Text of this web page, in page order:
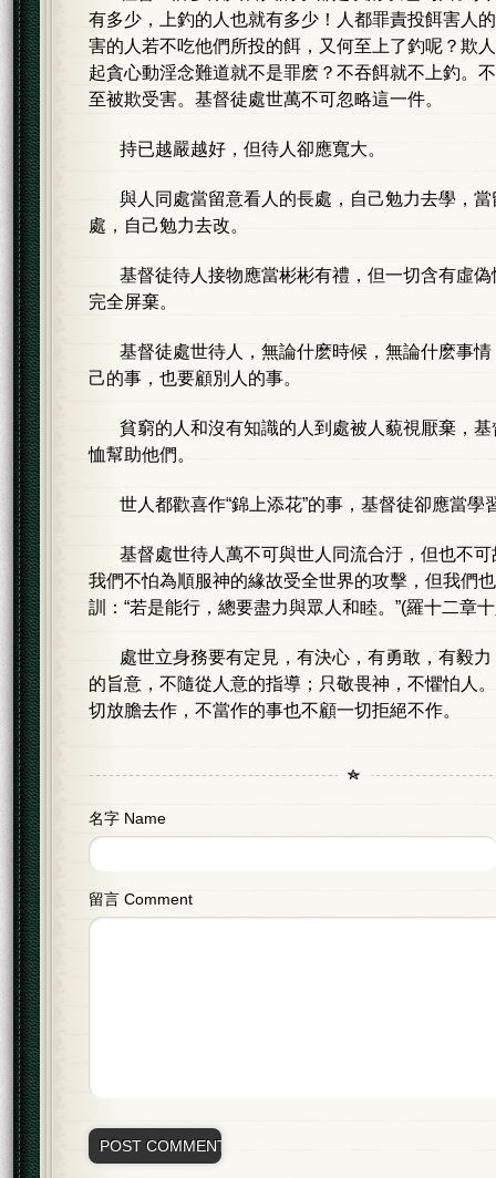
有多少，上釣的人也就有多少！人都罪責投餌害人
害的人若不吃他們所投的餌，又何至上了釣呢？欺
起貪心動淫念難道就不是罪麽？不吞餌就不上釣。
至被欺受害。基督徒處世萬不可忽略這一件。
持已越嚴越好，但待人卻應寬大。
與人同處當留意看人的長處，自己勉力去學，
處，自己勉力去改。
基督徒待人接物應當彬彬有禮，但一切含有虛
完全屏棄。
基督徒處世待人，無論什麽時候，無論什麽事
己的事，也要顧別人的事。
貧窮的人和沒有知識的人到處被人藐視厭棄，
恤幫助他們。
世人都歡喜作“錦上添花”的事，基督徒卻應當學
基督處世待人萬不可與世人同流合汙，但也不
我們不怕為順服神的緣故受全世界的攻擊，但我們
訓：“若是能行，總要盡力與眾人和睦。”(羅十二章
處世立身務要有定見，有決心，有勇敢，有毅
的旨意，不隨從人意的指導；只敬畏神，不懼怕人
切放膽去作，不當作的事也不顧一切拒絕不作。
名字 Name
留言 Comment